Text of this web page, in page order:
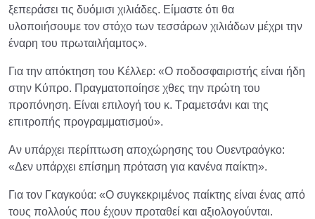
ξεπεράσει τις δυόμισι χιλιάδες. Είμαστε ότι θα
υλοποιήσουμε τον στόχο των τεσσάρων χιλιάδων μέχρι την
έναρη του πρωταιλήαμτος».
Για την απόκτηση του Κέλλερ: «Ο ποδοσφαιριστής είναι ήδη
στην Κύπρο. Πραγματοποίησε χθες την πρώτη του
προπόνηση. Είναι επιλογή του κ. Τραμετσάνι και της
επιτροπής προγραμματισμού».
Αν υπάρχει περίπτωση αποχώρησης του Ουεντραόγκο:
«Δεν υπάρχει επίσημη πρόταση για κανένα παίκτη».
Για τον Γκαγκούα: «Ο συγκεκριμένος παίκτης είναι ένας από
τους πολλούς που έχουν προταθεί και αξιολογούνται.